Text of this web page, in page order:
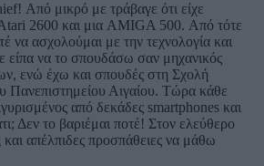
Από μικρό με τράβαγε ότι είχε
2600 και μια AMIGA 500. Από τότε
να ασχολούμαι με την τεχνολογία και
είπα να το σπουδάσω σαν μηχανικός
ενώ έχω και σπουδές στη Σχολή
Πανεπιστημείου Αιγαίου. Τώρα κάθε
από δεκάδες smartphones και
Δεν το βαριέμαι ποτέ! Στον ελεύθερο
απέλπιδες προσπάθειες να μάθω